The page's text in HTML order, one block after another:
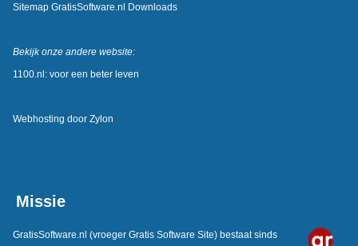
Sitemap GratisSoftware.nl Downloads
Bekijk onze andere website:
1100.nl: voor een beter leven
Webhosting door Zylon
Missie
GratisSoftware.nl (vroeger Gratis Software Site) bestaat sinds